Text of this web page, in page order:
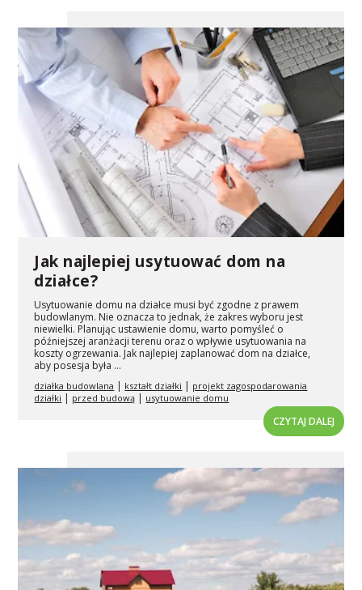
Jak najlepiej usytuować dom na
działce?
Usytuowanie domu na działce musi być zgodne z prawem
budowlanym. Nie oznacza to jednak, że zakres wyboru jest
niewielki. Planując ustawienie domu, warto pomyśleć o
późniejszej aranżacji terenu oraz o wpływie usytuowania na
koszty ogrzewania. Jak najlepiej zaplanować dom na działce,
aby posesja była ...
działka budowlana | kształt działki | projekt zagospodarowania
działki | przed budową | usytuowanie domu
CZYTAJ DALEJ